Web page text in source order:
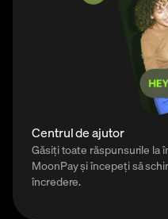
Centrul de ajutor
Găsiți toate răspunsurile la
MoonPay și începeți să
încredere.